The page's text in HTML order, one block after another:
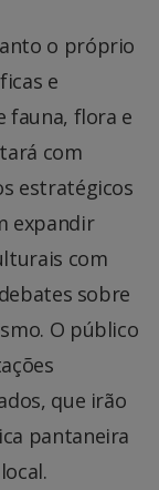
o próprio
e
fauna, flora e
com
estratégicos
expandir
com
sobre
O público
que irão
pantaneira